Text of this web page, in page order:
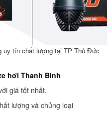
uy tín chất lượng tại TP Thủ Đức
hơi Thanh Bình
giá tốt nhất.
lượng và chủng loại